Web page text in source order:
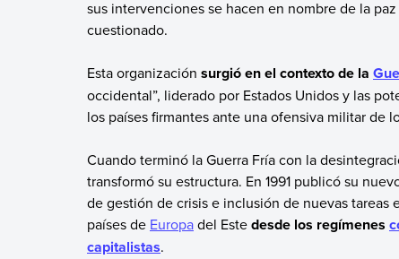
sus intervenciones se hacen en nombre de la
cuestionado.
Esta organización surgió en el contexto de la
occidental”, liderado por Estados Unidos y las
los países firmantes ante una ofensiva militar de
Cuando terminó la Guerra Fría con la
transformó su estructura. En 1991 publicó su
de gestión de crisis e inclusión de nuevas
países de Europadel Estedesde los regímenes
capitalistas.